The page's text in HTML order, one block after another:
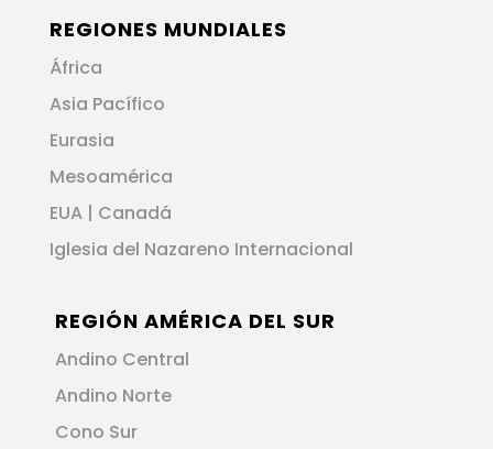
REGIONES MUNDIALES
África
Asia Pacífico
Eurasia
Mesoamérica
EUA | Canadá
Iglesia del Nazareno Internacional
REGIÓN AMÉRICA DEL SUR
Andino Central
Andino Norte
Cono Sur